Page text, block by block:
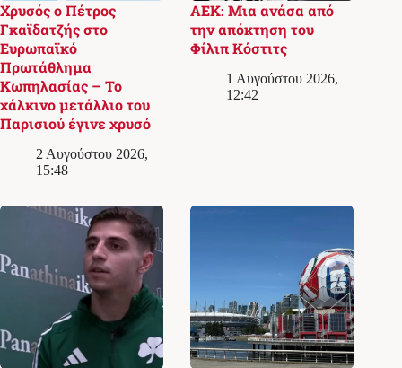
Χρυσός ο Πέτρος
Γκαϊδατζής στο
Ευρωπαϊκό
Πρωτάθλημα
Κωπηλασίας – Το
χάλκινο μετάλλιο του
Παρισιού έγινε χρυσό
2 Αυγούστου 2026,
15:48
ΑΕΚ: Μια ανάσα από
την απόκτηση του
Φίλιπ Κόστιτς
1 Αυγούστου 2026,
12:42